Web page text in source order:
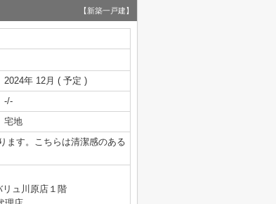
【新築一戸建】
2024年 12月 ( 予定 )
-/-
宅地
ます。こちらは清潔感のある
ュ川原店１階